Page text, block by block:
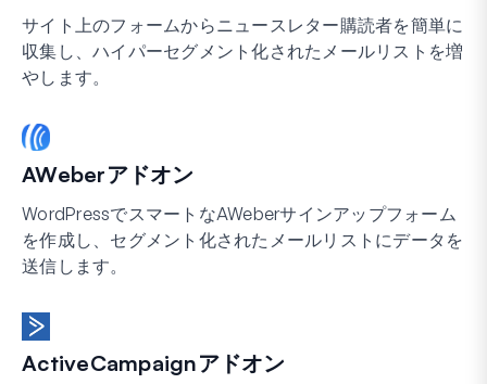
サイト上のフォームからニュースレター購読者を簡単に
収集し、ハイパーセグメント化されたメールリストを増
やします。
AWeberアドオン
WordPressでスマートなAWeberサインアップフォーム
を作成し、セグメント化されたメールリストにデータを
送信します。
ActiveCampaignアドオン